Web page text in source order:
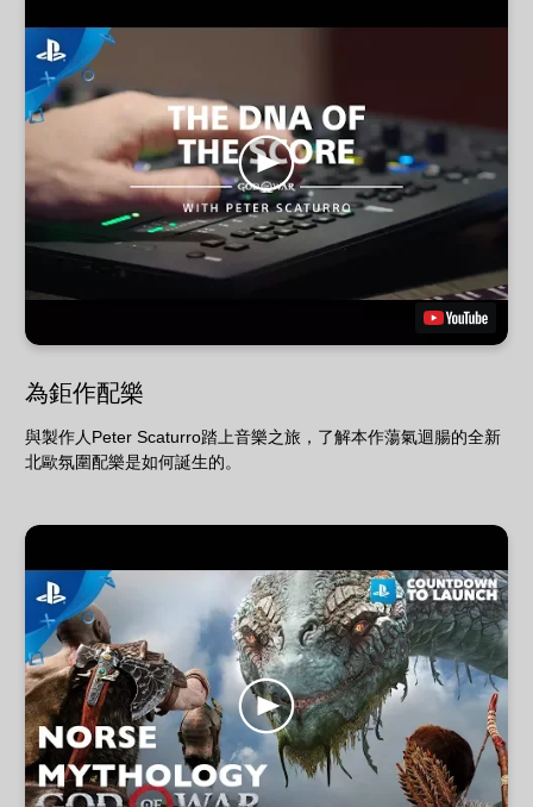
為鉅作配樂
與製作人Peter Scaturro踏上音樂之旅，了解本作蕩氣迴腸的全新
北歐氛圍配樂是如何誕生的。